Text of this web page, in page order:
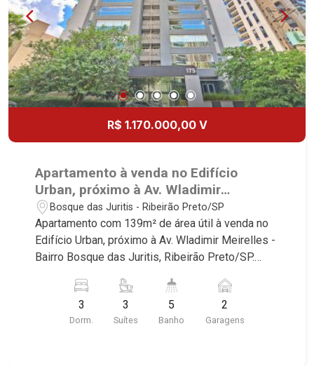
R$ 1.170.000,00 V
Apartamento à venda no Edifício
Urban, próximo à Av. Wladimir
Meirelles - Ribeirão Preto/SP.
Bosque das Juritis - Ribeirão Preto/SP
Apartamento com 139m² de área útil à venda no
Edifício Urban, próximo à Av. Wladimir Meirelles -
Bairro Bosque das Juritis, Ribeirão Preto/SP.
Martinelli Imobiliária selecionou para você: -
139m² de área útil - 3 suítes com armários - Sala
2 ambientes - Lavabo - Cozinha e área de serviço
3
Dorm.
3
Suítes
5
Banho
2
Garagens